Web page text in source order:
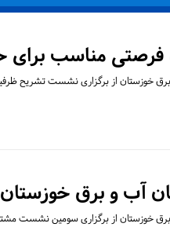
فرصتی مناسب
برق خوزستان از برگزاری نشست تشریح
و برق خوزستان
برق خوزستان از برگزاری سومین نشست